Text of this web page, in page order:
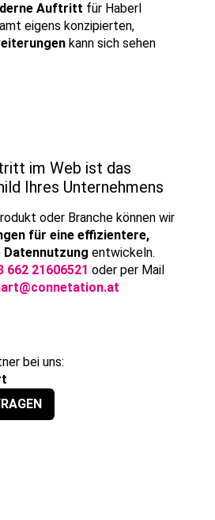
Auftritt für Haberl
eigens konzipierten,
kann sich sehen
im Web ist das
Ihres Unternehmens
oder Branche können wir
für eine effizientere,
entwickeln.
662 21606521 oder per Mail
bei uns: